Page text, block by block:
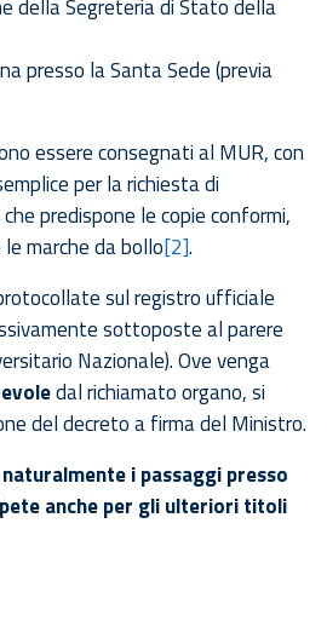
della Segreteria di Stato della
presso la Santa Sede (previa
essere consegnati al MUR, con
per la richiesta di
predispone le copie conformi,
marche da bollo[2].
sul registro ufficiale
sottoposte al parere
Nazionale). Ove venga
dal richiamato organo, si
del decreto a firma del Ministro.
i passaggi presso
anche per gli ulteriori titoli